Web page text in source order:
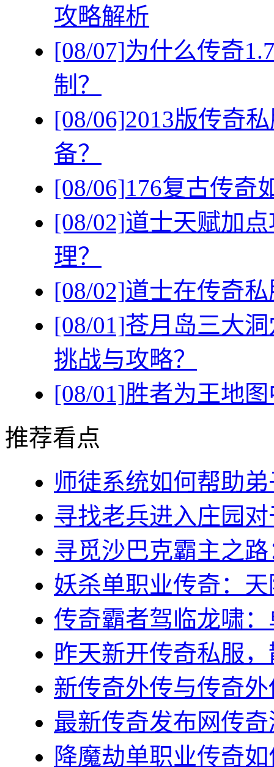
攻略解析
[08/07]为什么传奇
制？
[08/06]2013版传奇
备？
[08/06]176复古传奇
[08/02]道士天赋加
理？
[08/02]道士在传奇
[08/01]苍月岛三大
挑战与攻略？
[08/01]胜者为王地
推荐看点
师徒系统如何帮助弟
寻找老兵进入庄园
寻觅沙巴克霸主之
妖杀单职业传奇：
传奇霸者驾临龙啸
昨天新开传奇私服
新传奇外传与传奇
最新传奇发布网传
降魔劫单职业传奇